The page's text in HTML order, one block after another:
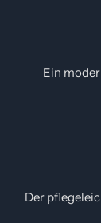
Ein
Der